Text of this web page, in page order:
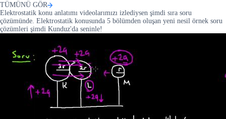
TÜMÜNÜ GÖR
Elektrostatik konu anlatımı videolarımızı izlediysen şimdi sıra soru
çözümünde. Elektrostatik konusunda 5 bölümden oluşan yeni nesil örnek soru
çözümleri şimdi Kunduz'da seninle!